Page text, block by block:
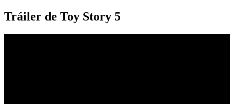
Tráiler de Toy Story 5